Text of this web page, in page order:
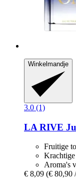
Winkelmandje
3.0 (1)
LA RIVE
Fruitige
Aroma's
€ 8,09 (€ 80,90